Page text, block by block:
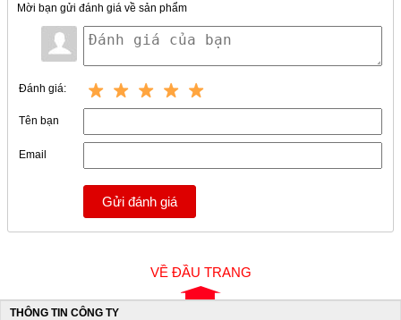
Mời bạn gửi đánh giá về sản phẩm
Đánh giá:
Tên bạn
Email
Gửi đánh giá
VỀ ĐẦU TRANG
THÔNG TIN CÔNG TY